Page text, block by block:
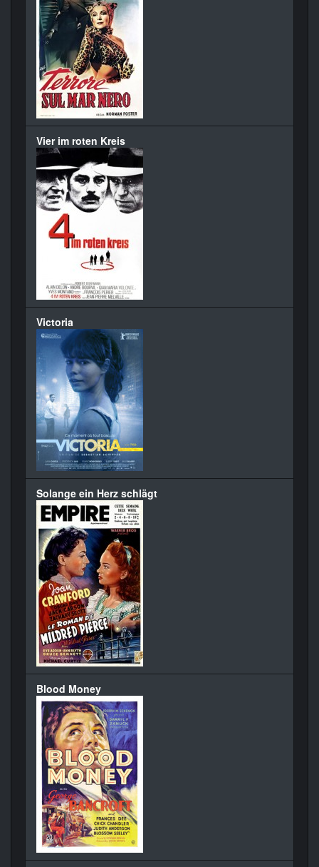
Vier im roten Kreis
Victoria
Solange ein Herz schlägt
Blood Money